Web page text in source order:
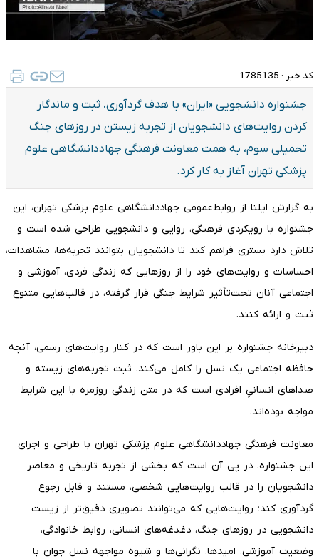
کد خبر : 1785135
جشنواره دانشجویی «ایران» با هدف گردآوری، ثبت و ماندگار
کردن روایت‌های دانشجویان از تجربه زیستن در روزهای جنگ
تحمیلی سوم، به همت معاونت فرهنگی جهاددانشگاهی علوم
پزشکی تهران آغاز به کار کرد.
به گزارش ایلنا از روابط‌عمومی جهاددانشگاهی علوم پزشکی تهران، این
جشنواره با رویکردی فرهنگی، روایی و دانشجویی طراحی شده است و
تلاش دارد بستری فراهم کند تا دانشجویان بتوانند تجربه‌ها، مشاهدات،
احساسات و روایت‌های خود را از روزهایی که زندگی فردی، آموزشی و
اجتماعی آنان تحت‌تأثیر شرایط جنگی قرار گرفته، در قالب‌هایی متنوع
ثبت و ارائه کنند.
دبیرخانه جشنواره بر این باور است که در کنار روایت‌های رسمی، آنچه
حافظه اجتماعی یک نسل را کامل می‌کند، ثبت تجربه‌های زیسته و
صداهای انسانیِ افرادی است که در متن زندگی روزمره با این شرایط
مواجه بوده‌اند.
معاونت فرهنگی جهاددانشگاهی علوم پزشکی تهران با طراحی و اجرای
این جشنواره، در پی آن است که بخشی از تجربه تاریخی و معاصر
دانشجویان را در قالب روایت‌هایی شخصی، مستند و قابل رجوع
گردآوری کند؛ روایت‌هایی که می‌توانند تصویری دقیق‌تر از زیست
دانشجویی در روزهای جنگ، دغدغه‌های انسانی، روابط خانوادگی،
وضعیت آموزشی، امیدها، نگرانی‌ها و شیوه مواجهه نسل جوان با